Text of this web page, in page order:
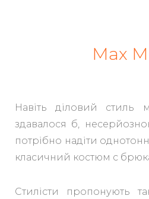
Max
Навіть діловий стиль
здавалося б,
потрібно надіти
класичний костюм с
Стилісти пропонують